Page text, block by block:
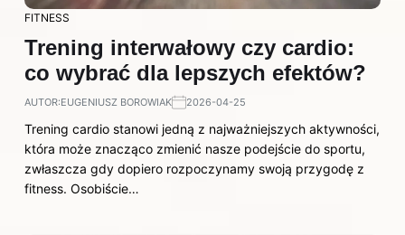
FITNESS
Trening interwałowy czy cardio:
co wybrać dla lepszych efektów?
AUTOR:EUGENIUSZ BOROWIAK 2026-04-25
Trening cardio stanowi jedną z najważniejszych aktywności,
która może znacząco zmienić nasze podejście do sportu,
zwłaszcza gdy dopiero rozpoczynamy swoją przygodę z
fitness. Osobiście…